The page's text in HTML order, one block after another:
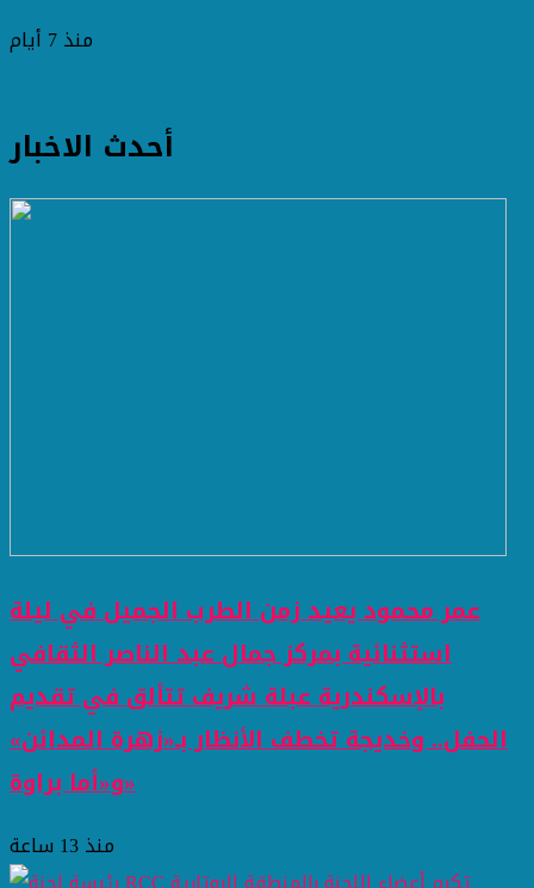
منذ 7 أيام
أحدث الاخبار
عمر محمود يعيد زمن الطرب الجميل في ليلة
استثنائية بمركز جمال عبد الناصر الثقافي
بالإسكندرية عبلة شريف تتألق في تقديم
الحفل.. وخديجة تخطف الأنظار بـ«زهرة المدائن»
و«أما براوة»
منذ 13 ساعة